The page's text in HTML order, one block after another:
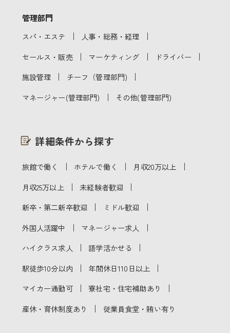
管理部門
スパ・エステ ｜ 人事・総務・経理 ｜
セールス・販売 ｜ マーケティング ｜ ドライバー ｜
施設管理 ｜ チーフ（管理部門) ｜
マネージャー(管理部門) ｜ その他(管理部門)
詳細条件から探す
旅館で働く ｜ ホテルで働く ｜ 月収20万以上 ｜
月収25万以上 ｜ 未経験者歓迎 ｜
新卒・第二新卒歓迎 ｜ ミドル歓迎 ｜
外国人活躍中 ｜ マネージャー求人 ｜
ハイクラス求人 ｜ 語学活かせる ｜
駅徒歩10分以内 ｜ 年間休日110日以上 ｜
マイカー通勤可 ｜ 寮社宅・住宅補助あり ｜
産休・育休制度あり ｜ 従業員食堂・賄い有り